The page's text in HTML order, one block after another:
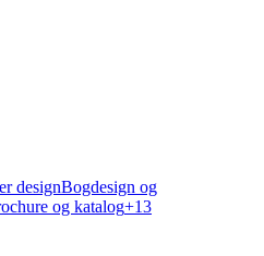
designBogdesign og
og katalog+13